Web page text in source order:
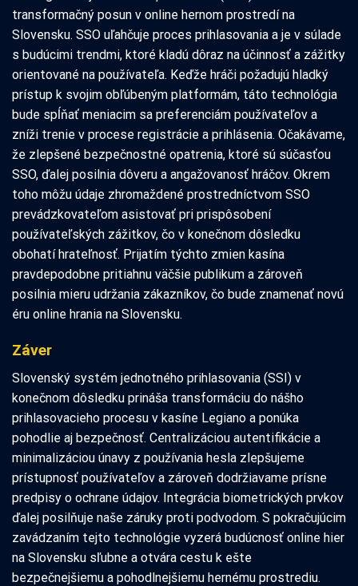
transformačný posun v online hernom prostredí na
Slovensku. SSO uľahčuje proces prihlasovania a je v súlade
s budúcimi trendmi, ktoré kladú dôraz na účinnosť a zážitky
orientované na používateľa. Keďže hráči požadujú hladký
prístup k svojim obľúbeným platformám, táto technológia
bude spĺňať meniacim sa preferenciám používateľov a
zníži trenie v procese registrácie a prihlásenia. Očakávame,
že zlepšené bezpečnostné opatrenia, ktoré sú súčasťou
SSO, ďalej posilnia dôveru a angažovanosť hráčov. Okrem
toho môžu údaje zhromaždené prostredníctvom SSO
prevádzkovateľom asistovať pri prispôsobení
používateľských zážitkov, čo v konečnom dôsledku
obohatí hrateľnosť. Prijatím týchto zmien kasína
pravdepodobne pritiahnu väčšie publikum a zároveň
posilnia mieru udržania zákazníkov, čo bude znamenať novú
éru online hrania na Slovensku.
Záver
Slovenský systém jednotného prihlasovania (SSI) v
konečnom dôsledku prináša transformáciu do nášho
prihlasovacieho procesu v kasíne Legiano a ponúka
pohodlie aj bezpečnosť. Centralizáciou autentifikácie a
minimalizáciou únavy z používania hesla zlepšujeme
prístupnosť používateľov a zároveň dodržiavame prísne
predpisy o ochrane údajov. Integrácia biometrických prvkov
ďalej posilňuje naše záruky proti podvodom. S pokračujúcim
zavádzaním tejto technológie vyzerá budúcnosť online hier
na Slovensku sľubne a otvára cestu k ešte
bezpečnejšiemu a pohodlnejšiemu hernému prostrediu.